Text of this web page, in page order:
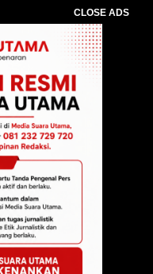
CLOSE ADS